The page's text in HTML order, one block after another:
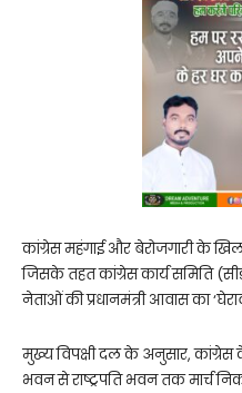
कांग्रेस महंगाई और बेरोजगारी के
जिसके तहत कांग्रेस कार्य समिति
नेताओं की प्रधानमंत्री आवास का
मुख्य विपक्षी दल के अनुसार,
भवन से राष्ट्रपति भवन तक मार्च